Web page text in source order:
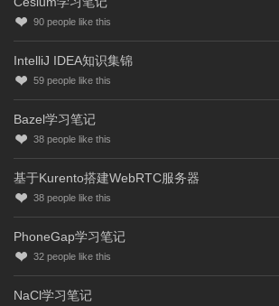
90 people like this
IntelliJ IDEA知识集锦
59 people like this
Bazel学习笔记
38 people like this
基于Kurento搭建WebRTC服务器
38 people like this
PhoneGap学习笔记
32 people like this
NaCl学习笔记